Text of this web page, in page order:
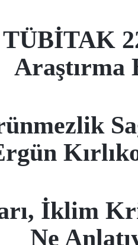
Araştırma
İklim
Ne